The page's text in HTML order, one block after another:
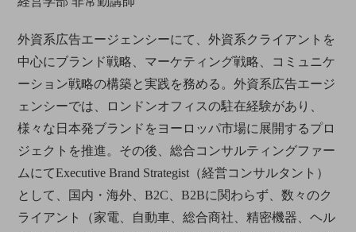
外資系広告エージェンシーにて、外資系クライアントを
中心にブランド戦略、マーケティング戦略、コミュニケ
ーション戦略の構築と実践を務める。外資系広告エージ
ェンシーでは、ロンドンオフィスの駐在経験があり、
様々な日本発ブランドをヨーロッパ市場に展開するプロ
ジェクトを推進。その後、総合コンサルティングファー
ムにてExecutive Brand Strategist（経営コンサルタント）
として、国内・海外、B2C、B2Bに関わらず、数々のク
ライアント（家電、自動車、総合商社、精密機器、ヘル